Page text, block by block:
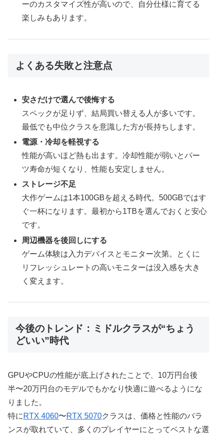
ーのカスタマイズ性が高いので、自分仕様に育てる
楽しみもあります。
よくある失敗と注意点
安さだけで選んで後悔する
スペックが足りず、結局買い替える人が多いです。
最低でも中位クラスを意識した方が長持ちします。
電源・冷却を軽視する
性能が高いほど熱も出ます。冷却性能が弱いとパー
ツ寿命が短くなり、性能も安定しません。
ストレージ不足
大作ゲームは1本100GBを超える時代。500GBではす
ぐ一杯になります。最初から1TBを選んでおくと安心
です。
周辺機器を後回しにする
ゲーム体験は入力デバイスとモニター次第。とくに
リフレッシュレートの高いモニターは没入感を大き
く変えます。
今後のトレンド：ミドルクラスが“ちょう
どいい”時代
GPUやCPUの性能が底上げされたことで、10万円台後
半〜20万円台のモデルでもかなり快適に遊べるようにな
りました。
特に RTX 4060〜RTX 5070クラスは、価格と性能のバラ
ンスが取れていて、多くのプレイヤーにとってベストな選